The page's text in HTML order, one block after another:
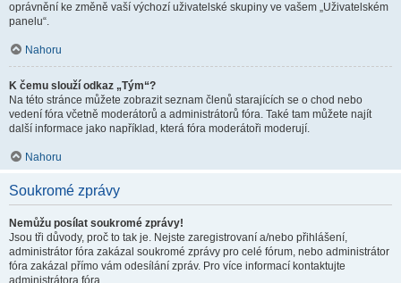
oprávnění ke změně vaší výchozí uživatelské skupiny ve vašem „Uživatelském
panelu“.
Nahoru
K čemu slouží odkaz „Tým“?
Na této stránce můžete zobrazit seznam členů starajících se o chod nebo
vedení fóra včetně moderátorů a administrátorů fóra. Také tam můžete najít
další informace jako například, která fóra moderátoři moderují.
Nahoru
Soukromé zprávy
Nemůžu posílat soukromé zprávy!
Jsou tři důvody, proč to tak je. Nejste zaregistrovaní a/nebo přihlášení,
administrátor fóra zakázal soukromé zprávy pro celé fórum, nebo administrátor
fóra zakázal přímo vám odesílání zpráv. Pro více informací kontaktujte
administrátora fóra.